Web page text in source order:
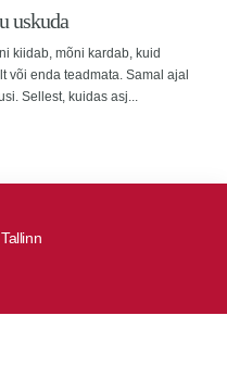
uskuda
kiidab, mõni kardab, kuid
või enda teadmata. Samal ajal
Sellest, kuidas asj...